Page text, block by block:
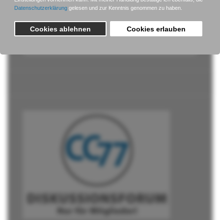
Passwort vergessen?